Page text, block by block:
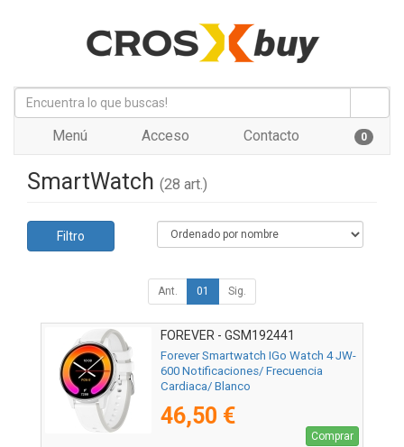
Menú Acceso Contacto 0
SmartWatch (28 art.)
Filtro
Ant. 01 Sig.
FOREVER - GSM192441
Forever Smartwatch IGo Watch 4 JW-
600 Notificaciones/ Frecuencia
Cardiaca/ Blanco
46,50 €
Comprar